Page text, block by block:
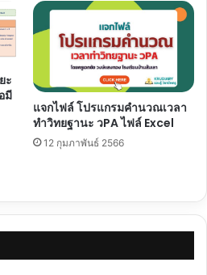
ะ
มี
แจกไฟล์ โปรแกรมคำนวณเวลา
ทำวิทยฐานะ วPA ไฟล์ Excel
12 กุมภาพันธ์ 2566